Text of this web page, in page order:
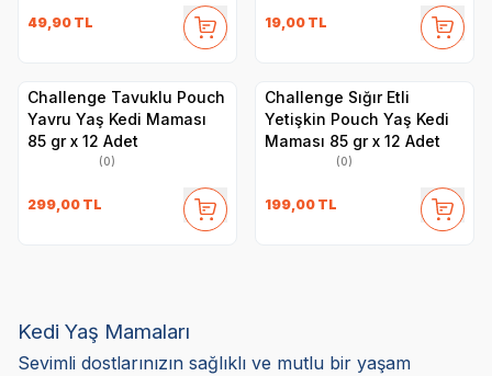
49,90 TL 19,00 TL
Challenge Tavuklu Pouch
Yavru Yaş Kedi Maması
85 gr x 12 Adet
(0)
299,00 TL
Challenge Sığır Etli
Yetişkin Pouch Yaş Kedi
Maması 85 gr x 12 Adet
(0)
199,00 TL
Kedi Yaş Mamaları
Sevimli dostlarınızın sağlıklı ve mutlu bir yaşam